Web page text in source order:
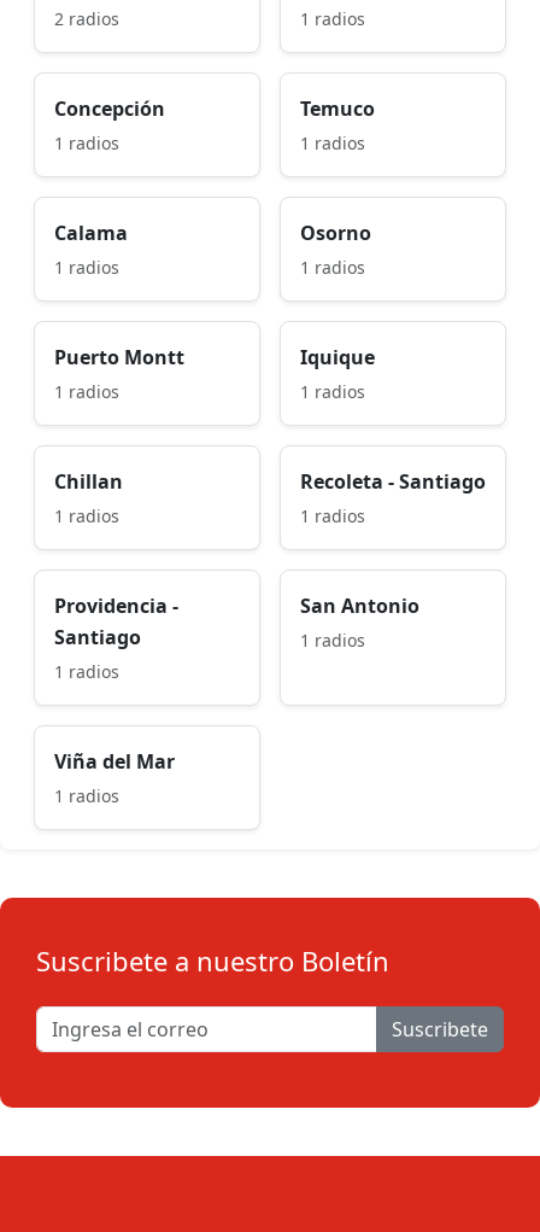
2 radios 1 radios
Concepción
1 radios
Temuco
1 radios
Calama
1 radios
Osorno
1 radios
Puerto Montt
1 radios
Iquique
1 radios
Chillan
1 radios
Recoleta - Santiago
1 radios
Providencia -
Santiago
1 radios
San Antonio
1 radios
Viña del Mar
1 radios
Suscribete a nuestro Boletín
Suscribete